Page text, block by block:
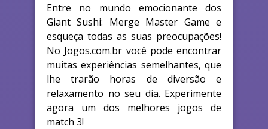
Entre no mundo emocionante dos
Giant Sushi: Merge Master Game e
esqueça todas as suas preocupações!
No Jogos.com.br você pode encontrar
muitas experiências semelhantes, que
lhe trarão horas de diversão e
relaxamento no seu dia. Experimente
agora um dos melhores jogos de
match 3!